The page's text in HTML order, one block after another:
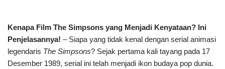
Kenapa Film The Simpsons yang Menjadi Kenyataan? Ini
Penjelasannya! – Siapa yang tidak kenal dengan serial animasi
legendaris The Simpsons? Sejak pertama kali tayang pada 17
Desember 1989, serial ini telah menjadi ikon budaya pop dunia.